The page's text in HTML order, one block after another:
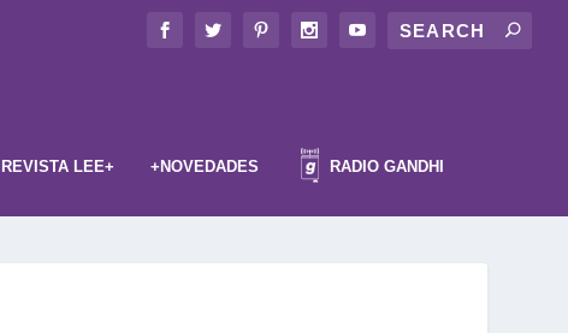
REVISTA LEE+ +NOVEDADES RADIO GANDHI